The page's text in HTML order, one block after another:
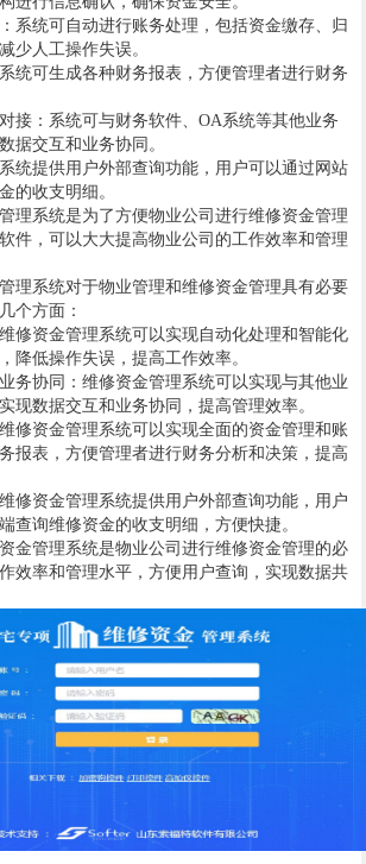
系统可自动进行账务处理，包括资金缴存、归
少人工操作失误。
统可生成各种财务报表，方便管理者进行财务
接：系统可与财务软件、OA系统等其他业务
据交互和业务协同。
统提供用户外部查询功能，用户可以通过网站
的收支明细。
理系统是为了方便物业公司进行维修资金管理
件，可以大大提高物业公司的工作效率和管理
理系统对于物业管理和维修资金管理具有必要
个方面：
修资金管理系统可以实现自动化处理和智能化
降低操作失误，提高工作效率。
务协同：维修资金管理系统可以实现与其他业
现数据交互和业务协同，提高管理效率。
修资金管理系统可以实现全面的资金管理和账
报表，方便管理者进行财务分析和决策，提高
修资金管理系统提供用户外部查询功能，用户
查询维修资金的收支明细，方便快捷。
金管理系统是物业公司进行维修资金管理的必
效率和管理水平，方便用户查询，实现数据共